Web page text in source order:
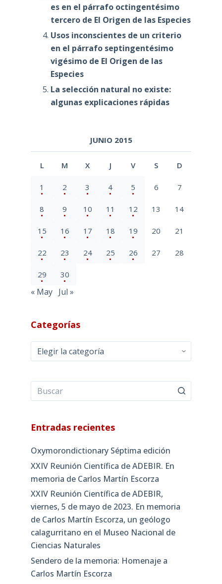
es en el párrafo octingentésimo
tercero de El Origen de las Especies
Usos inconscientes de un criterio
en el párrafo septingentésimo
vigésimo de El Origen de las
Especies
La selección natural no existe:
algunas explicaciones rápidas
JUNIO 2015
L M X J V S D
1 2 3 4 5 6 7
8 9 10 11 12 13 14
15 16 17 18 19 20 21
22 23 24 25 26 27 28
29 30
« May Jul »
Categorías
Categorías
Entradas recientes
Oxymorondictionary Séptima edición
XXIV Reunión Científica de ADEBIR. En
memoria de Carlos Martín Escorza
XXIV Reunión Científica de ADEBIR,
viernes, 5 de mayo de 2023. En memoria
de Carlos Martín Escorza, un geólogo
calagurritano en el Museo Nacional de
Ciencias Naturales
Sendero de la memoria: Homenaje a
Carlos Martín Escorza